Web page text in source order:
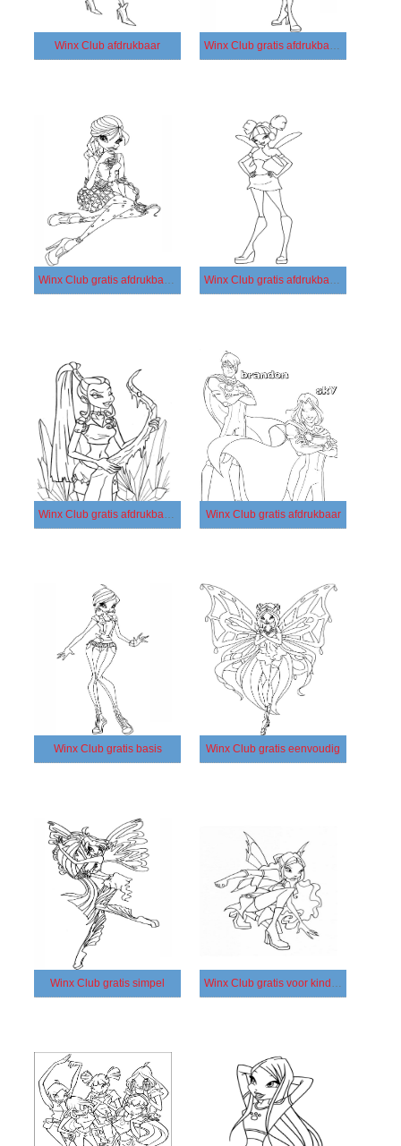
Winx Club afdrukbaar Winx Club gratis afdrukbaar basis
Winx Club gratis afdrukbaar eenvoudig Winx Club gratis afdrukbaar simpel
Winx Club gratis afdrukbaar voor kinderen Winx Club gratis afdrukbaar
Winx Club gratis basis Winx Club gratis eenvoudig
Winx Club gratis simpel Winx Club gratis voor kinderen